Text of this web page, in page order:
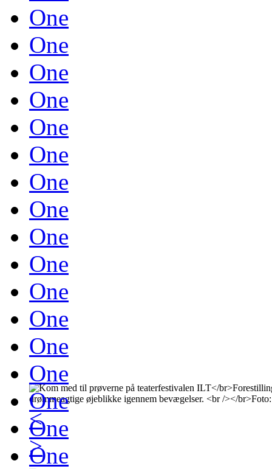
<
>
One
One
One
One
One
One
One
One
One
One
One
One
One
One
One
One
One